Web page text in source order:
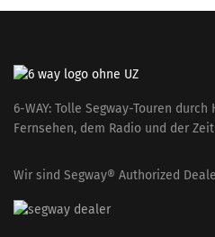
6-WAY: Tolle Segway-Touren
Fernsehen, dem Radio und der
Wir sind Segway® Authorized